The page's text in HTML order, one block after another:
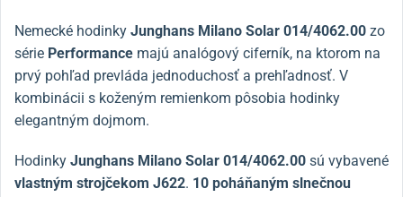
Nemecké hodinky Junghans Milano Solar 014/4062.00 zo
série Performance majú analógový ciferník, na ktorom na
prvý pohľad prevláda jednoduchosť a prehľadnosť. V
kombinácii s koženým remienkom pôsobia hodinky
elegantným dojmom.
Hodinky Junghans Milano Solar 014/4062.00 sú vybavené
vlastným strojčekom J622. 10 poháňaným slnečnou